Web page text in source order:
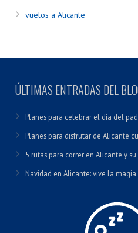
vuelos a Alicante
ÚLTIMAS ENTRADAS DEL
Planes para celebrar el día del
Planes para disfrutar de Alicante
5 rutas para correr en Alicante y
Navidad en Alicante: vive la magia